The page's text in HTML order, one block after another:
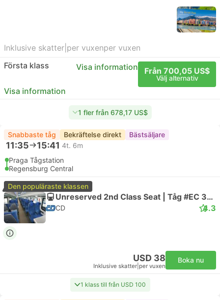
Inklusive skatter per vuxenper vuxen
Första klass
Visa information Från 700,05 US$
Välj alternativ
Visa information
1 fler från 678,17 US$
Snabbaste tåg Bekräftelse direkt Bästsäljare
11:35 15:41 4t. 6m
Praga Tågstation
Regensburg Central
Den populäraste klassen
Unreserved 2nd Class Seat | Tåg #EC 356 Bavorský expres
CD 4.3
USD 38
Inklusive skatter per vuxen
Boka nu
1 klass till från USD 100